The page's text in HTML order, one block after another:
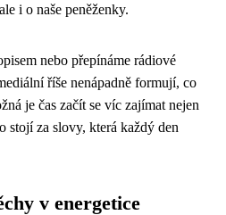
i o naše peněženky.
nebo přepínáme rádiové
říše nenápadně formují, co
je čas začít se víc zajímat nejen
stojí za slovy, která každý den
v energetice